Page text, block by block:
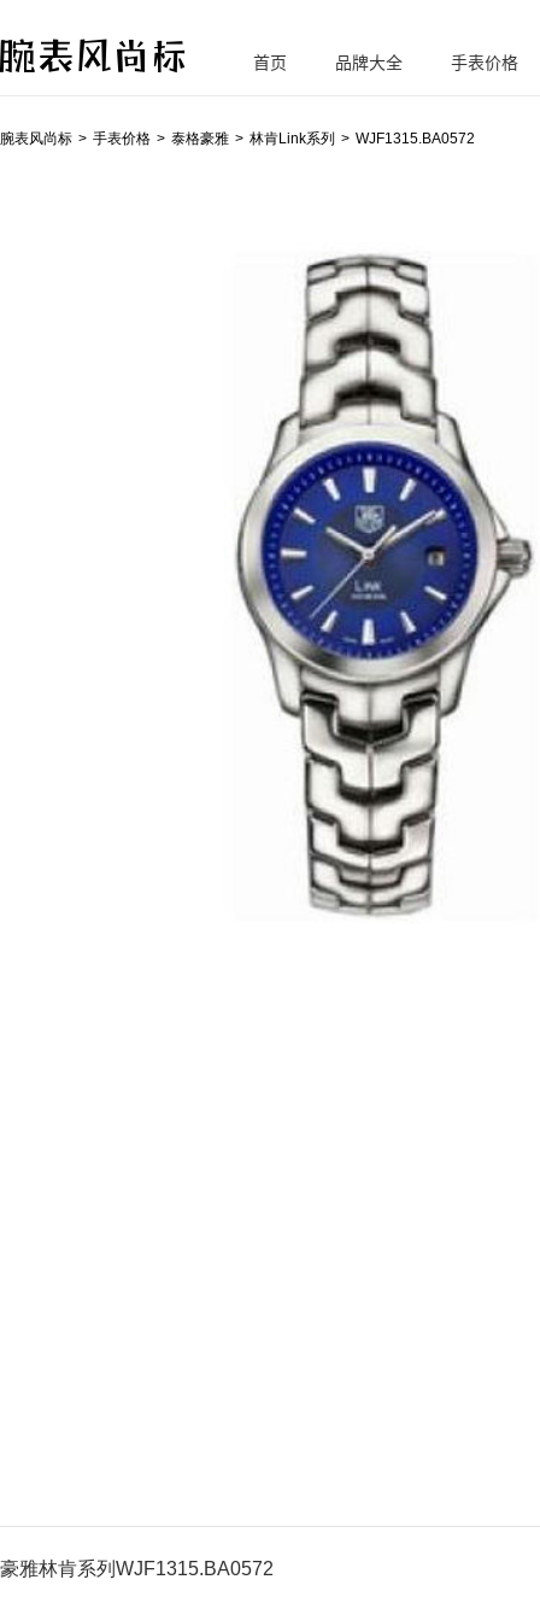
腕
首页 品牌大全 手表价格
腕表风尚标 手表价格 泰格豪雅 林肯Link系列 WJF1315.BA0572
豪雅林肯系列WJF1315.BA0572